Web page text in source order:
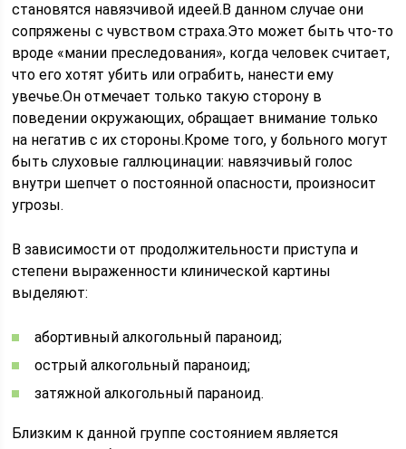
становятся навязчивой идеей.В данном случае они
сопряжены с чувством страха.Это может быть что-то
вроде «мании преследования», когда человек считает,
что его хотят убить или ограбить, нанести ему
увечье.Он отмечает только такую сторону в
поведении окружающих, обращает внимание только
на негатив с их стороны.Кроме того, у больного могут
быть слуховые галлюцинации: навязчивый голос
внутри шепчет о постоянной опасности, произносит
угрозы.
В зависимости от продолжительности приступа и
степени выраженности клинической картины
выделяют:
абортивный алкогольный параноид;
острый алкогольный параноид;
затяжной алкогольный параноид.
Близким к данной группе состоянием является